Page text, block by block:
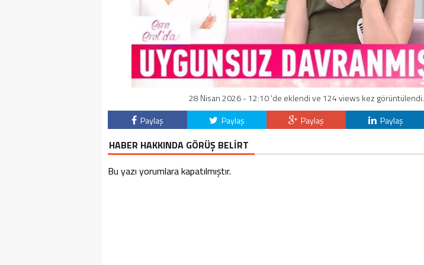
28 Nisan 2026 - 12:10 'de eklendi ve 124 views kez görüntülendi.
Paylaş
Paylaş Paylaş Paylaş
HABER HAKKINDA GÖRÜŞ BELİRT
Bu yazı yorumlara kapatılmıştır.